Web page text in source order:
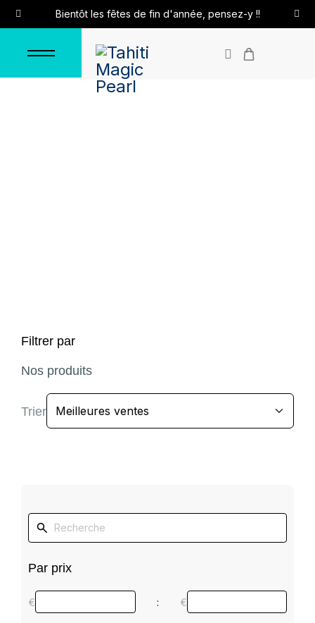
Bientôt les fêtes de fin d'année, pensez-y !!
Filtrer par
Nos produits
Trier
Par prix
€ : €